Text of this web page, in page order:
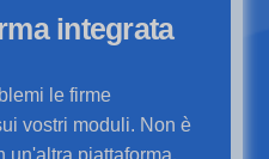
integrata
le firme
vostri moduli. Non è